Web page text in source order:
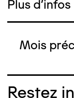
Plus d'infos
Mois
Restez